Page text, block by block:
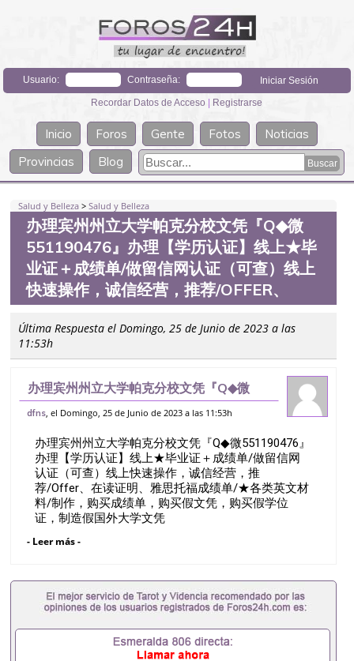
Usuario: Contraseña:
Recordar Datos de Acceso | Registrarse
Inicio Foros Gente Fotos
Noticias
Provincias
Blog
Salud y Belleza >Salud y Belleza
办理宾州州立大学帕克分校文凭『Q◆微
551190476』办理【学历认证】线上★毕
业证＋成绩单/做留信网认证（可查）线上
快速操作，诚信经营，推荐/OFFER、
Última Respuesta el Domingo, 25 de Junio de 2023 a las
11:53h
办理宾州州立大学帕克分校文凭『Q◆微
551190476』办理【学历认证】线上★毕
快速操作，诚信经营，推荐/Offer、
dfns , el Domingo, 25 de Junio de 2023 a las 11:53h
办理宾州州立大学帕克分校文凭『Q◆微551190476』
办理【学历认证】线上★毕业证＋成绩单/做留信网
认证（可查）线上快速操作，诚信经营，推
荐/Offer、在读证明、雅思托福成绩单/★各类英文材
料/制作，购买成绩单，购买假文凭，购买假学位
证，制造假国外大学文凭
薇551190476诚招留学代理假文凭办理毕业证成绩单
理留信网认证办理留服认证办理学历认证办理学生卡
办理录取通知书办理学位证书办理美国文凭办理澳洲
文凭办理英国文凭办理加拿大文凭办理德国文凭 一、
明+教育部认证,录取通知书，雅思。（全套留学回国
必备证明材料，给父母及亲朋好友一份完美交代）；
- Leer más -